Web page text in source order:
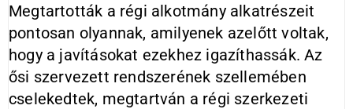
Megtartották a régi alkotmány alkatrészeit
pontosan olyannak, amilyenek azelőtt voltak,
hogy a javításokat ezekhez igazíthassák. Az
ősi szervezett rendszerének szellemében
cselekedtek, megtartván a régi szerkezeti